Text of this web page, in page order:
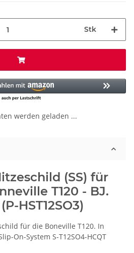
Stk
werden geladen ...
(SS) für
T120 - BJ.
HST12SO3)
für die Boneville T120. In
On-System S-T12SO4-HCQT